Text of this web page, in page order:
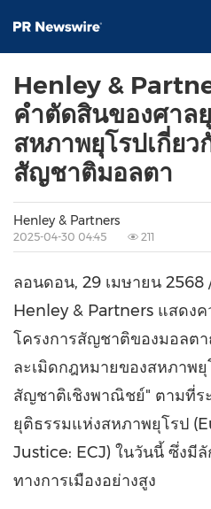
Henley &
คำตัดสินของศาล
สหภาพยุโรปเกี่ยว
สัญชาติมอลตา
Henley & Partners
2025-04-30 04:45 211
ลอนดอน, 29 เมษายน 2568
Henley & Partners แสดง
โครงการสัญชาติของมอลตา
ละเมิดกฎหมายของสหภาพยุ
สัญชาติเชิงพาณิชย์" ตามที่ร
ยุติธรรมแห่งสหภาพยุโรป
Justice: ECJ) ในวันนี้ ซึ่งมี
ทางการเมืองอย่างสูง